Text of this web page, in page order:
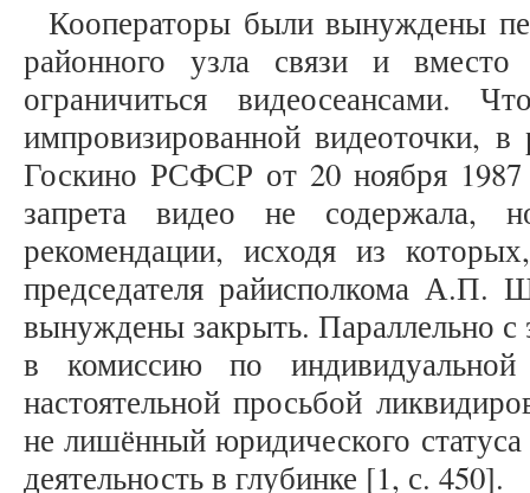
Кооператоры были вынуждены
районного узла связи и
ограничиться видеосеансами.
импровизированной видеоточки,
Госкино РСФСР от 20 ноября 1987
запрета видео не содержала,
рекомендации, исходя из
председателя райисполкома А.П.
вынуждены закрыть. Параллельно с
в комиссию по индивидуальной
настоятельной просьбой
не лишённый юридического
деятельность в глубинке [1, с. 450].